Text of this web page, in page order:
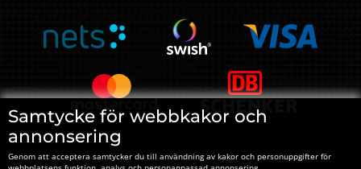
Samtycke för webbkakor och
annonsering
Genom att acceptera samtycker du till användning av kakor och personuppgifter för